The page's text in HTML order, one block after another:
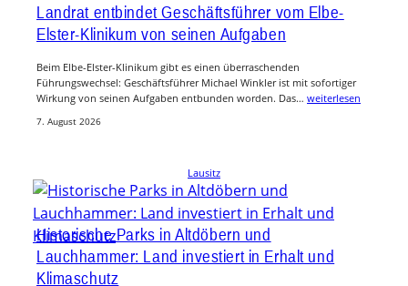
Landrat entbindet Geschäftsführer vom Elbe-
Elster-Klinikum von seinen Aufgaben
Beim Elbe-Elster-Klinikum gibt es einen überraschenden
Führungswechsel: Geschäftsführer Michael Winkler ist mit sofortiger
Wirkung von seinen Aufgaben entbunden worden. Das… weiterlesen
7. August 2026
Lausitz
Historische Parks in Altdöbern und
Lauchhammer: Land investiert in Erhalt und
Klimaschutz